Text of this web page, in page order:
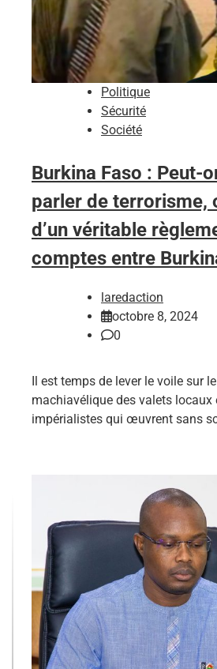
Politique
Sécurité
Société
Burkina Faso : Peut-
parler de terrorisme,
d’un véritable
comptes entre
laredaction
octobre 8, 2024
0
Il est temps de lever le voile sur
machiavélique des valets locaux
impérialistes qui œuvrent sans